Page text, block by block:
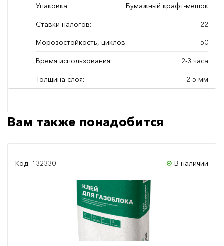
Упаковка: Бумажный крафт-мешок
Ставки налогов:
22
Морозостойкость, циклов:
50
Время использования: 2-3 часа
Толщина слоя: 2-5 мм
Вам также понадобится
Код: 132330 В наличии